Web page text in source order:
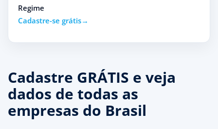
Regime
Cadastre-se grátis
Cadastre GRÁTIS e veja
dados de todas as
empresas do Brasil